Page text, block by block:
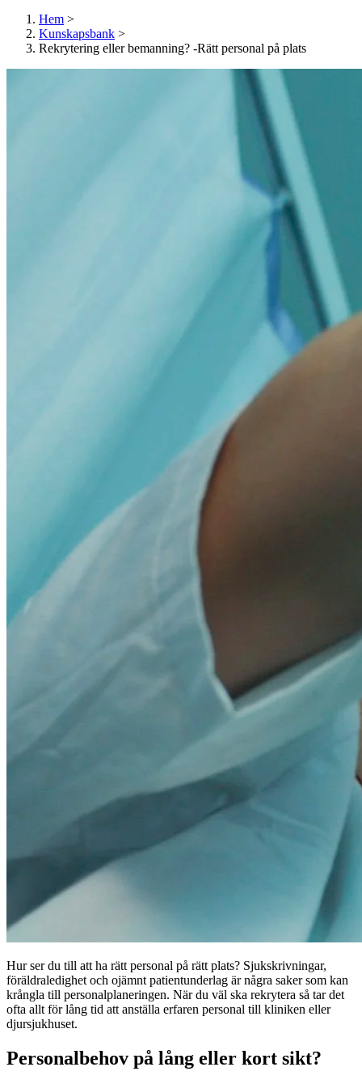
Hem >
Kunskapsbank >
Rekrytering eller bemanning? -Rätt personal på plats
Hur ser du till att ha rätt personal på rätt plats? Sjukskrivningar,
föräldraledighet och ojämnt patientunderlag är några saker som kan
krångla till personalplaneringen. När du väl ska rekrytera så tar det
ofta allt för lång tid att anställa erfaren personal till kliniken eller
djursjukhuset.
Personalbehov på lång eller kort sikt?